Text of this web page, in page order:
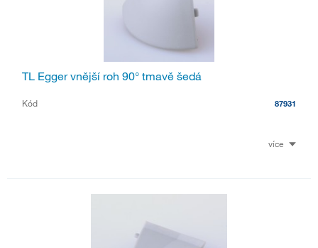
TL Egger vnější roh 90° tmavě šedá
Kód 87931
více